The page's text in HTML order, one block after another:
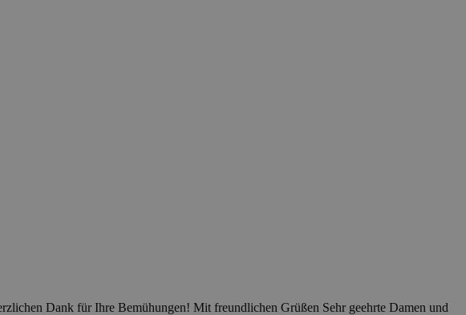
Dank für Ihre Bemühungen! Mit freundlichen Grüßen Sehr geehrte Damen und